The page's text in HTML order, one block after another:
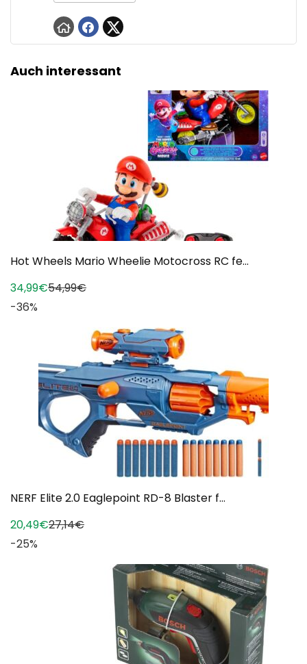
Auch interessant
Hot Wheels Mario Wheelie Motocross RC fe...
34,99€54,99€
-36%
NERF Elite 2.0 Eaglepoint RD-8 Blaster f...
20,49€27,14€
-25%